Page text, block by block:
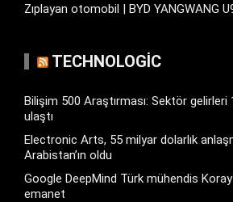
Zıplayan otomobil | BYD YANGWANG
TECHNOLOGIC
Bilişim 500 Araştırması: Sektör gelirleri
ulaştı
Electronic Arts, 55 milyar dolarlık
Arabistan’ın oldu
Google DeepMind Türk mühendis
emanet